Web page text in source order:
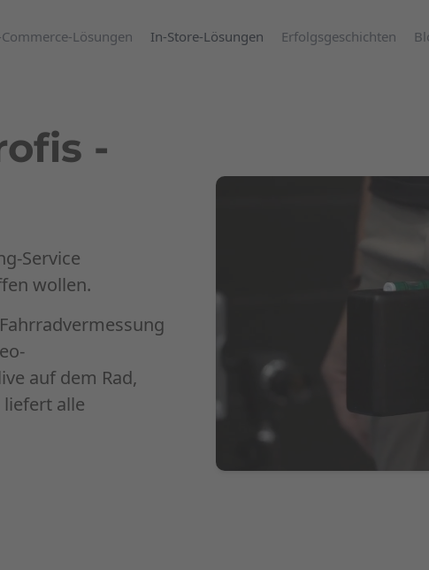
Commerce-Lösungen In-Store-Lösungen Erfolgsgeschichten
-
Service
wollen.
auf dem Rad,
alle